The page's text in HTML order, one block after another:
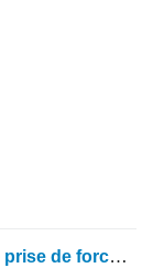
John Deere Ensemble d'embrayage de prise de force R11 pour les modèles 7700, 6800, 7600, 6900, 7500, 7200 et 7400. R116379 pour tracteur à roues John Deere 7600, 7700, 7800, 7200, 7400, 6800, 6900, 7500